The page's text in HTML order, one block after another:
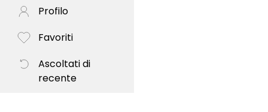
Profilo
Favoriti
Ascoltati di
recente